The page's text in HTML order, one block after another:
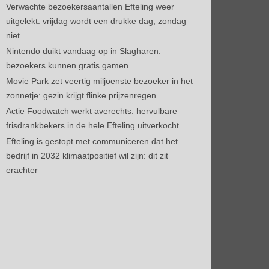
Verwachte bezoekersaantallen Efteling weer
uitgelekt: vrijdag wordt een drukke dag, zondag
niet
Nintendo duikt vandaag op in Slagharen:
bezoekers kunnen gratis gamen
Movie Park zet veertig miljoenste bezoeker in het
zonnetje: gezin krijgt flinke prijzenregen
Actie Foodwatch werkt averechts: hervulbare
frisdrankbekers in de hele Efteling uitverkocht
Efteling is gestopt met communiceren dat het
bedrijf in 2032 klimaatpositief wil zijn: dit zit
erachter